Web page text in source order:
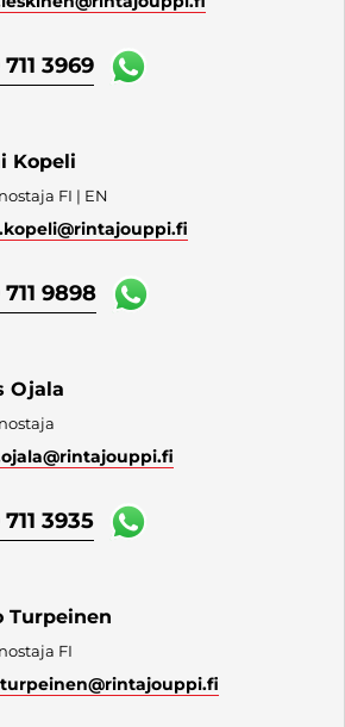
3969
Kopeli
FI | EN
@rintajouppi.fi
9898
Ojala
@rintajouppi.fi
3935
Turpeinen
FI
@rintajouppi.fi